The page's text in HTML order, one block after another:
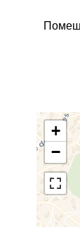
+
−